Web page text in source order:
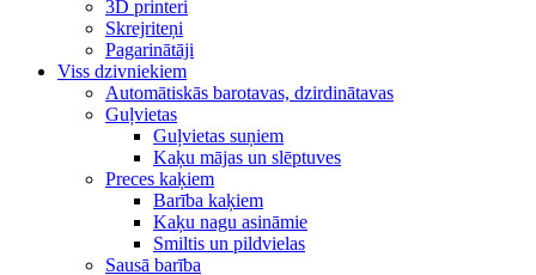
3D printeri
Skrejriteņi
Pagarinātāji
Viss dzivniekiem
Automātiskās barotavas, dzirdinātavas
Guļvietas
Guļvietas suņiem
Kaķu mājas un slēptuves
Preces kaķiem
Barība kaķiem
Kaķu nagu asināmie
Smiltis un pildvielas
Sausā barība